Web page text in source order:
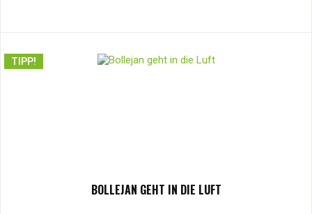
TIPP!
BOLLEJAN GEHT IN DIE LUFT